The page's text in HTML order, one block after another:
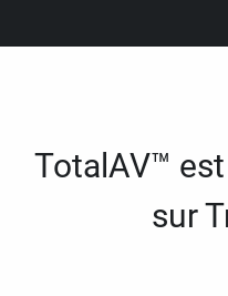
TotalAV™
sur